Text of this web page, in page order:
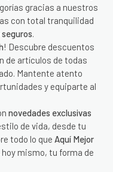
gracias a nuestros
con total tranquilidad
.
! Descubre descuentos
de artículos de todas
Mantente atento
y equiparte al
novedades exclusivas
de vida, desde tu
todo lo que Aquí Mejor
mismo, tu forma de